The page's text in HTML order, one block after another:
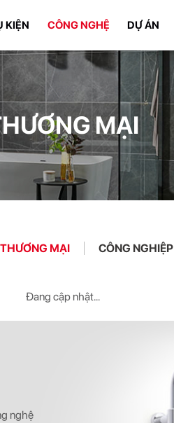
KIỆN CÔNG NGHỆ DỰ ÁN
MẠI
THƯƠNG MẠI CÔNG NGHIỆP
Đang cập nhật...
nghệ